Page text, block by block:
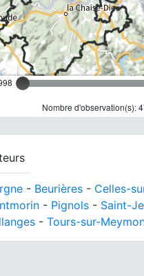
Nombre d'observation(s):
- Beurières - Celles-
- Pignols - Saint-
- Tours-sur-